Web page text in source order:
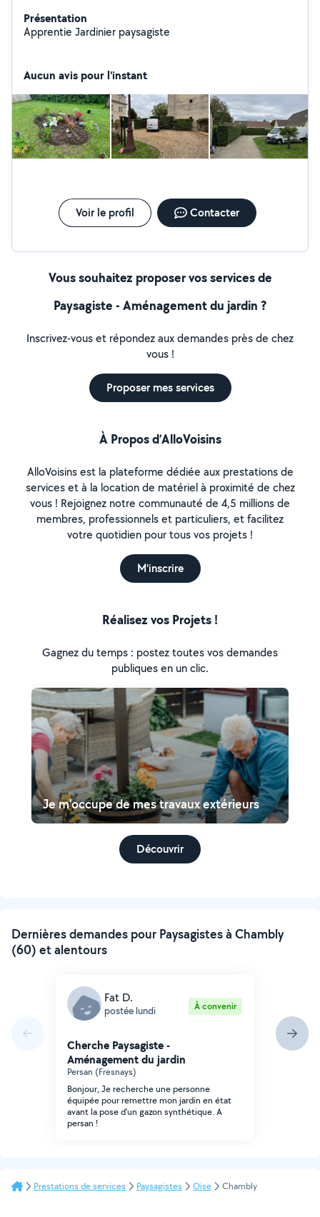
Présentation
Apprentie Jardinier paysagiste
Aucun avis pour l'instant
Voir le profil Contacter
Vous souhaitez proposer vos services de
Paysagiste - Aménagement du jardin ?
Inscrivez-vous et répondez aux demandes près de chez
vous !
Proposer mes services
À Propos d’AlloVoisins
AlloVoisins est la plateforme dédiée aux prestations de
services et à la location de matériel à proximité de chez
vous ! Rejoignez notre communauté de 4,5 millions de
membres, professionnels et particuliers, et facilitez
votre quotidien pour tous vos projets !
M'inscrire
Réalisez vos Projets !
Gagnez du temps : postez toutes vos demandes
publiques en un clic.
Je m'occupe de mes travaux extérieurs
Découvrir
Dernières demandes pour Paysagistes à Chambly
(60) et alentours
Fat D.
postée lundi À convenir
Cherche Paysagiste -
Aménagement du jardin
Persan (Fresnays)
Bonjour, Je recherche une personne
équipée pour remettre mon jardin en état
avant la pose d'un gazon synthétique. A
persan !
Prestations de services Paysagistes Oise Chambly